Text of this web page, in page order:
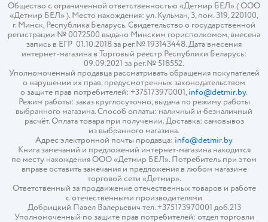
Общество с ограниченной ответственностью «Детмир БЕЛ» ( ООО
«Детмир БЕЛ» ). Место нахождения: ул. Кульман, 3, пом. 319, 220100,
г. Минск, Республика Беларусь. Свидетельство о государственной
регистрации № 0072500 выдано Минским горисполкомом, внесена
запись в ЕГР 01.10.2018 за рег.№ 193143448. Дата внесения
интернет-магазина в Торговый реестр Республики Беларусь:
09.09.2021 за рег.№ 518552.
Уполномоченный продавца рассматривать обращения покупателей
о нарушении их прав, предусмотренных законодательством
о защите прав потребителей: +375173970001,info@detmir.by.
Режим работы: заказ круглосуточно, выдача по режиму работы
выбранного магазина. Способ оплаты: наличный и безналичный
расчёт. Оплата товара при получении. Доставка: самовывоз
из выбранного магазина.
Адрес электронной почты продавца: info@detmir.by
Книга замечаний и предложений интернет-магазина находится
по месту нахождения ООО «Детмир БЕЛ». Потребитель при этом
вправе оставить замечания и предложения в любом магазине
торговой сети «Детмир».
Ответственный за продвижение отечественных товаров и работе
с отечественными производителями
Добрицкий Павел Валерьевич тел. +375173970001 доб.213
Уполномоченный по защите прав потребителей: отдел торговли